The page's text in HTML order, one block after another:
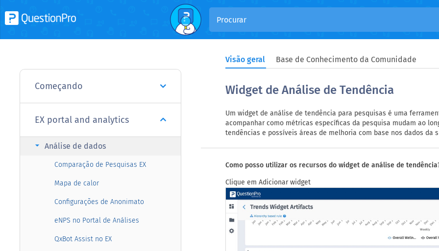
Visão geral Base de Conhecimento da Comunidade
Começando
EX portal and analytics
Análise de dados
arrow_right
Comparação de Pesquisas EX
Mapa de calor
Configurações de Anonimato
eNPS no Portal de Análises
QxBot Assist no EX
Widget de Análise de Tendência
Um widget de análise de tendência para pesquisas é uma
acompanhar como métricas específicas da pesquisa mudam ao
tendências e possíveis áreas de melhoria com base nos dados da
Como posso utilizar os recursos do widget de análise de
Clique em Adicionar widget